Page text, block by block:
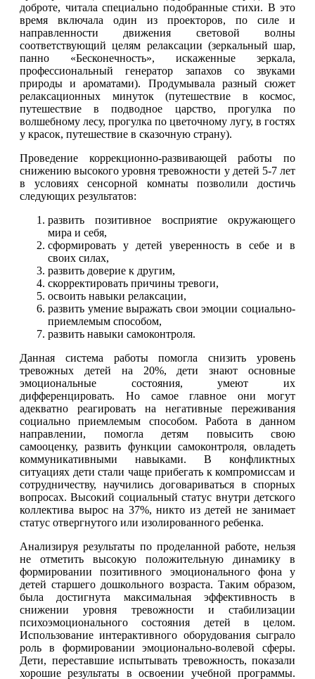
доброте, читала специально подобранные стихи. В это
время включала один из проекторов, по силе и
направленности движения световой волны
соответствующий целям релаксации (зеркальный шар,
панно «Бесконечность», искаженные зеркала,
профессиональный генератор запахов со звуками
природы и ароматами). Продумывала разный сюжет
релаксационных минуток (путешествие в космос,
путешествие в подводное царство, прогулка по
волшебному лесу, прогулка по цветочному лугу, в гостях
у красок, путешествие в сказочную страну).
Проведение коррекционно-развивающей работы по
снижению высокого уровня тревожности у детей 5-7 лет
в условиях сенсорной комнаты позволили достичь
следующих результатов:
развить позитивное восприятие окружающего
мира и себя,
сформировать у детей уверенность в себе и в
своих силах,
развить доверие к другим,
скорректировать причины тревоги,
освоить навыки релаксации,
развить умение выражать свои эмоции социально-
приемлемым способом,
развить навыки самоконтроля.
Данная система работы помогла снизить уровень
тревожных детей на 20%, дети знают основные
эмоциональные состояния, умеют их
дифференцировать. Но самое главное они могут
адекватно реагировать на негативные переживания
социально приемлемым способом. Работа в данном
направлении, помогла детям повысить свою
самооценку, развить функции самоконтроля, овладеть
коммуникативными навыками. В конфликтных
ситуациях дети стали чаще прибегать к компромиссам и
сотрудничеству, научились договариваться в спорных
вопросах. Высокий социальный статус внутри детского
коллектива вырос на 37%, никто из детей не занимает
статус отвергнутого или изолированного ребенка.
Анализируя результаты по проделанной работе, нельзя
не отметить высокую положительную динамику в
формировании позитивного эмоционального фона у
детей старшего дошкольного возраста. Таким образом,
была достигнута максимальная эффективность в
снижении уровня тревожности и стабилизации
психоэмоционального состояния детей в целом.
Использование интерактивного оборудования сыграло
роль в формировании эмоционально-волевой сферы.
Дети, переставшие испытывать тревожность, показали
хорошие результаты в освоении учебной программы.